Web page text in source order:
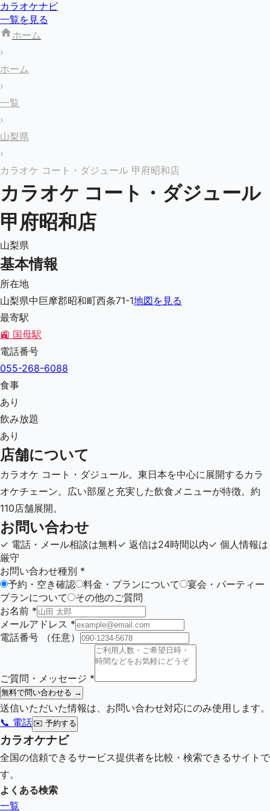
カラオケナビ
一覧を見る
ホーム
›
ホーム
›
一覧
›
山梨県
›
カラオケ コート・ダジュール 甲府昭和店
カラオケ コート・ダジュール
甲府昭和店
山梨県
基本情報
所在地
山梨県中巨摩郡昭和町西条71-1地図を見る
最寄駅
🚉 国母駅
電話番号
055-268-6088
食事
あり
飲み放題
あり
店舗について
カラオケ コート・ダジュール。東日本を中心に展開するカラ
オケチェーン。広い部屋と充実した飲食メニューが特徴。約
110店舗展開。
お問い合わせ
✓ 電話・メール相談は無料✓ 返信は24時間以内✓ 個人情報は
厳守
お問い合わせ種別 *
予約・空き確認
料金・プランについて
宴会・パーティー
プランについて
その他のご質問
お名前 *
メールアドレス *
電話番号
（任意）
ご質問・メッセージ *
無料で問い合わせる →
送信いただいた情報は、お問い合わせ対応にのみ使用します。
📞 電話 ✉️ 予約する
カラオケナビ
全国の信頼できるサービス提供者を比較・検索できるサイトで
す。
よくある検索
一覧